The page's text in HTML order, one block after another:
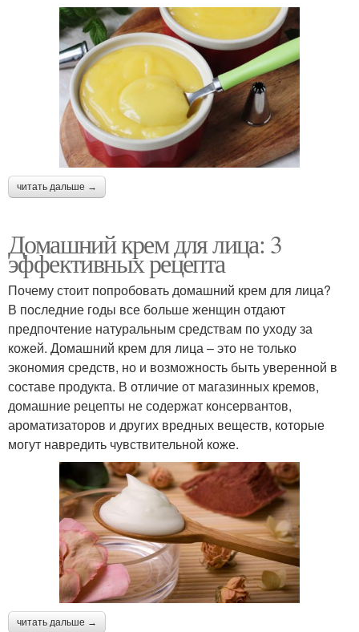
читать дальше →
Домашний крем для лица: 3
эффективных рецепта
Почему стоит попробовать домашний крем для лица?
В последние годы все больше женщин отдают
предпочтение натуральным средствам по уходу за
кожей. Домашний крем для лица – это не только
экономия средств, но и возможность быть уверенной в
составе продукта. В отличие от магазинных кремов,
домашние рецепты не содержат консервантов,
ароматизаторов и других вредных веществ, которые
могут навредить чувствительной коже.
читать дальше →